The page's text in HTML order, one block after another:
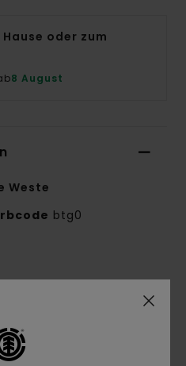
oder zum
8 August
Weste
btg0
Recycling-Polyester